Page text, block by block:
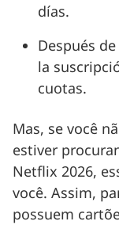
días.
Después
la
cuotas.
Mas, se você
estiver
Netflix 2026,
você. Assim,
possuem